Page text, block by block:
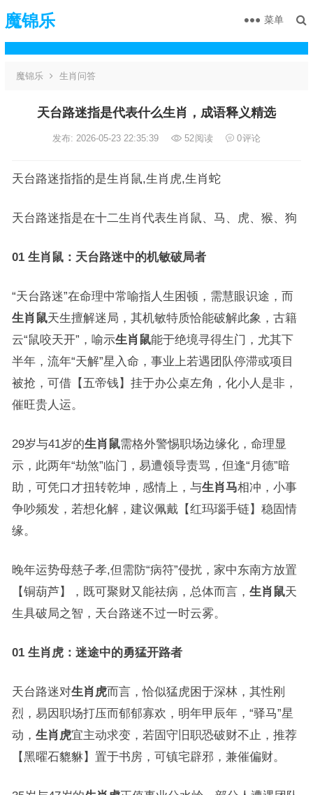
魔锦乐 菜单
魔锦乐 生肖问答
天台路迷指是代表什么生肖，成语释义精选
发布: 2026-05-23 22:35:39 52阅读 0评论
天台路迷指指的是生肖鼠,生肖虎,生肖蛇
天台路迷指是在十二生肖代表生肖鼠、马、虎、猴、狗
01 生肖鼠：天台路迷中的机敏破局者
“天台路迷”在命理中常喻指人生困顿，需慧眼识途，而
生肖鼠天生擅解迷局，其机敏特质恰能破解此象，古籍
云“鼠咬天开”，喻示生肖鼠能于绝境寻得生门，尤其下
半年，流年“天解”星入命，事业上若遇团队停滞或项目
被抢，可借【五帝钱】挂于办公桌左角，化小人是非，
催旺贵人运。
29岁与41岁的生肖鼠需格外警惕职场边缘化，命理显
示，此两年“劫煞”临门，易遭领导责骂，但逢“月德”暗
助，可凭口才扭转乾坤，感情上，与生肖马相冲，小事
争吵频发，若想化解，建议佩戴【红玛瑙手链】稳固情
缘。
晚年运势母慈子孝,但需防“病符”侵扰，家中东南方放置
【铜葫芦】，既可聚财又能祛病，总体而言， 生肖鼠天
生具破局之智，天台路迷不过一时云雾。
01 生肖虎：迷途中的勇猛开路者
天台路迷对生肖虎而言，恰似猛虎困于深林，其性刚
烈，易因职场打压而郁郁寡欢，明年甲辰年，“驿马”星
动， 生肖虎宜主动求变，若固守旧职恐破财不止，推荐
【黑曜石貔貅】置于书房，可镇宅辟邪，兼催偏财。